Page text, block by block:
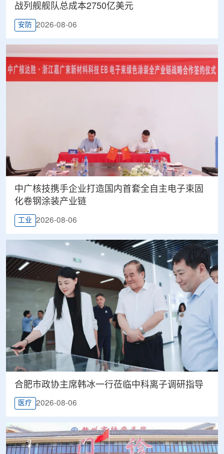
战列舰舰队总成本2750亿美元
安防 2026-08-06
中广核技携手企业打造国内首套全自主电子束固
化卷钢涂装产业链
工业 2026-08-06
合肥市政协主席韩冰一行莅临中科离子调研指导
医疗 2026-08-06